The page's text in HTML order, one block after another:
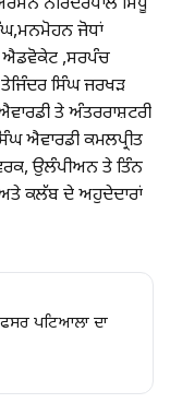
ਨਰਿੰਦਰਪਾਲ ਸਿੱਧੂ
ਜੋਧਾਂ
ਐਡਵੋਕੇਟ ,ਸਰਪੰਚ
ਸਿੰਘ ਜਰਖੜ
ਤੇ ਅੰਤਰਰਾਸ਼ਟਰੀ
ਐਵਾਰਡੀ ਕਮਲਪ੍ਰੀਤ
ਉਲੰਪੀਅਨ ਤੇ ਤਿੰਨ
ਕਲੱਬ ਦੇ ਅਹੁਦੇਦਾਰਾਂ
ਪਟਿਆਲਾ ਦਾ